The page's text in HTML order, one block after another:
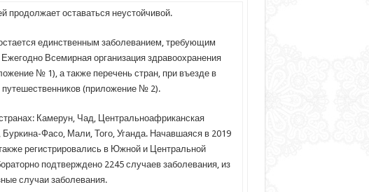
продолжает оставаться неустойчивой.
единственным заболеванием, требующим
Всемирная организация здравоохранения
№ 1), а также перечень стран, при въезде в
путешественников (приложение № 2).
Камерун, Чад, Центральноафриканская
Фасо, Мали, Того, Уганда. Начавшаяся в 2019
регистрировались в Южной и Центральной
подтверждено 2245 случаев заболевания, из
случаи заболевания.